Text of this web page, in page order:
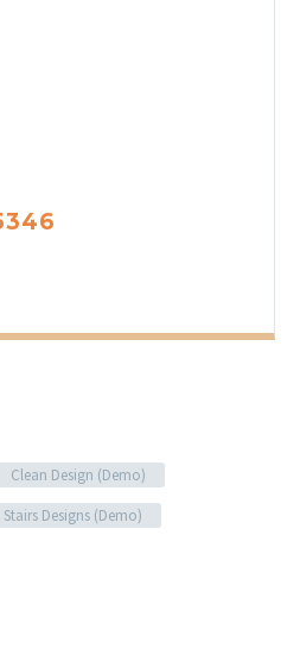
Clean Design (Demo)
Stairs Designs (Demo)